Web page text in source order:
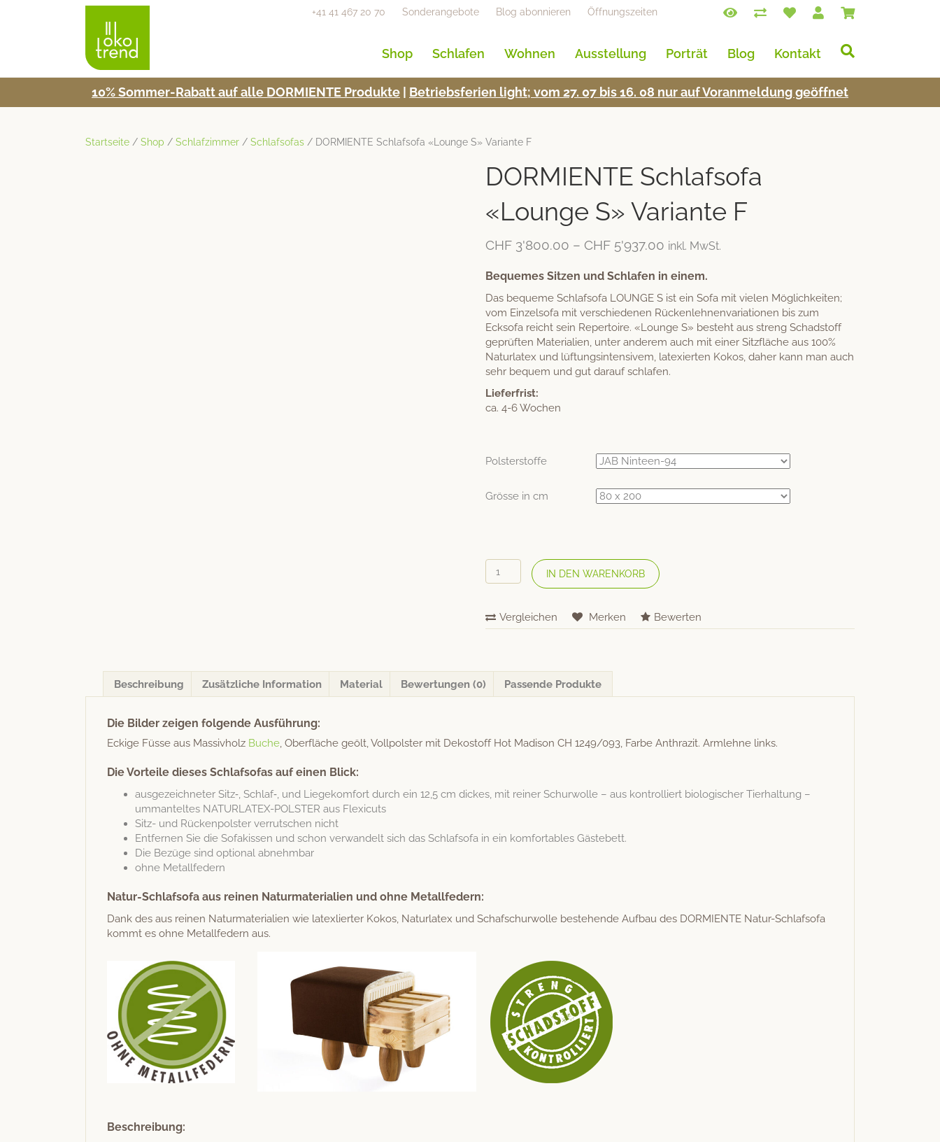
+41 41 467 20 70 Sonderangebote Blog abonnieren Öffnungszeiten
Shop Schlafen Wohnen Ausstellung Porträt Blog Kontakt
10% Som­mer-Rabatt auf alle DORMIENTE Pro­duk­te Betrieb­s­fe­rien light; vom 27. 07 bis 16. 08 nur auf Voran­mel­dung geöffnet
Startseite / Shop / Schlafzimmer / Schlafsofas / DORMIENTE Schlafsofa «Lounge S» Variante F
DORMIENTE Schlafsofa
«Lounge S» Variante F
CHF 3'800.00 – CHF 5'937.00 inkl. MwSt.
Bequemes Sitzen und Schlafen in einem.
Das bequeme Schlafsofa LOUNGE S ist ein Sofa mit vielen Möglichkeiten;
vom Einzelsofa mit verschiedenen Rückenlehnenvariationen bis zum
Ecksofa reicht sein Repertoire. «Lounge S» besteht aus streng Schadstoff
geprüften Materialien, unter anderem auch mit einer Sitzfläche aus 100%
Naturlatex und lüftungsintensivem, latexierten Kokos, daher kann man auch
sehr bequem und gut darauf schlafen.
Lieferfrist:
ca. 4-6 Wochen
Polsterstoffe
Grösse in cm
DORMIENTE
Schlafsofa
Variante
IN DEN WARENKORB
Vergleichen Merken Bewerten
Beschreibung Zusätzliche Information Material Bewertungen (0) Passende Produkte
Die Bilder zeigen folgende Ausführung:
Eck­ige Füsse aus Mas­sivholz Buche, Ober­fläche geölt, Vollpol­ster mit Dekostoff Hot Madi­son CH 1249/093, Farbe Anthraz­it. Arm­lehne links.
Die Vorteile dieses Schlafsofas auf einen Blick:
aus­geze­ich­neter Sitz‑, Schlaf‑, und Liegekom­fort durch ein 12,5 cm dick­es, mit rein­er Schur­wolle – aus kon­trol­liert biol­o­gis­ch­er Tier­hal­tung –
umman­teltes NATURLATEX-POLSTER aus Flexicuts
Sitz- und Rück­en­pol­ster ver­rutschen nicht
Ent­fer­nen Sie die Sofakissen und schon ver­wan­delt sich das Schlaf­so­fa in ein kom­fort­a­bles Gästebett.
Die Bezüge sind option­al abnehmbar
ohne Met­allfed­ern
Natur-Schlafsofa aus reinen Naturmaterialien und ohne Metallfedern:
Dank des aus reinen Natur­ma­te­ri­alien wie latexliert­er Kokos, Naturla­tex und Schaf­schur­wolle beste­hende Auf­bau des DORMIENTE Natur-Schlaf­so­fa
kommt es ohne Met­allfed­ern aus.
Beschreibung: